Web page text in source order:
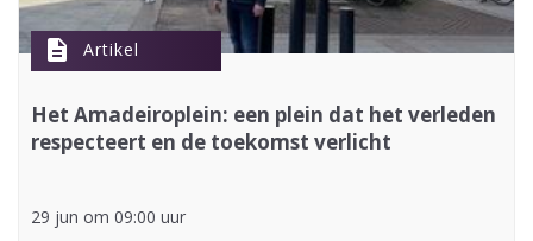
description Artikel
Het Amadeiroplein: een plein dat het verleden
respecteert en de toekomst verlicht
29 jun om 09:00 uur